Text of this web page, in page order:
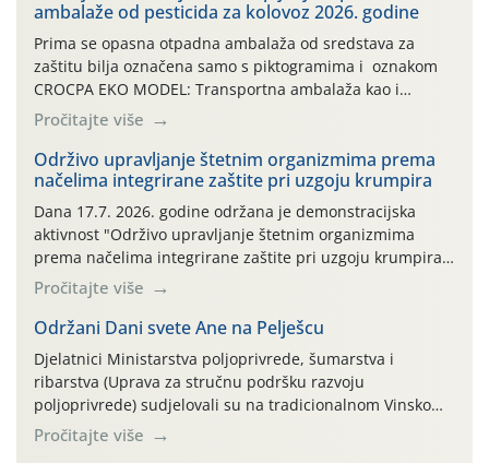
ambalaže od pesticida za kolovoz 2026. godine
Prima se opasna otpadna ambalaža od sredstava za
zaštitu bilja označena samo s piktogramima i oznakom
CROCPA EKO MODEL: Transportna ambalaža kao i
ambalaža drugih proizvoda koji nisu sredstva za zaštitu
bilja (npr. ambalaža od mineralnih gnojiva,) se ne
prihvaća. Korisnicima je osiguran besplatni povrat
prazne ambalaže isključivo ovih tvrtki: AGROCHEM-MAKS,
AGRONOM, ALBAUGH TKI* (PINUS […]
Pročitajte više
Održivo upravljanje štetnim organizmima prema
načelima integrirane zaštite pri uzgoju krumpira
Dana 17.7. 2026. godine održana je demonstracijska
aktivnost "Održivo upravljanje štetnim organizmima
prema načelima integrirane zaštite pri uzgoju krumpira"
na pokusnom polju "Poredje", kraj naselja Belica (ARKOD
parcela ID 2445031) (središnji dio Međimurske županije).
Pročitajte više
Održani Dani svete Ane na Pelješcu
Djelatnici Ministarstva poljoprivrede, šumarstva i
ribarstva (Uprava za stručnu podršku razvoju
poljoprivrede) sudjelovali su na tradicionalnom Vinskom
forumu, održanom 24.07.2026. godine u Domu vinarske
tradicije u Putnikovićima na poluotoku Pelješcu, u
Pročitajte više